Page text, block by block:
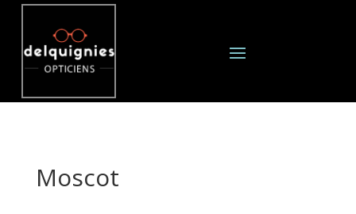
Moscot